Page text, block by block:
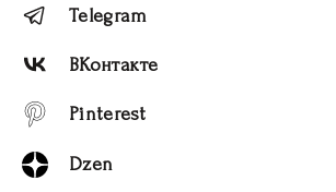
Telegram
ВКонтакте
Pinterest
Dzen